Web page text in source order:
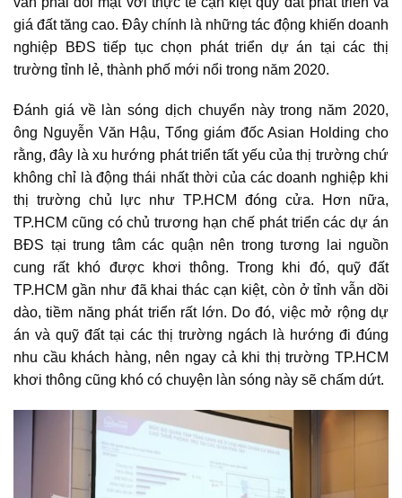
giá đất tăng cao. Đây chính là những tác động khiến doanh
nghiệp BĐS tiếp tục chọn phát triển dự án tại các thị
trường tỉnh lẻ, thành phố mới nổi trong năm 2020.
Đánh giá về làn sóng dịch chuyển này trong năm 2020,
ông Nguyễn Văn Hậu, Tổng giám đốc Asian Holding cho
rằng, đây là xu hướng phát triển tất yếu của thị trường chứ
không chỉ là động thái nhất thời của các doanh nghiệp khi
thị trường chủ lực như TP.HCM đóng cửa. Hơn nữa,
TP.HCM cũng có chủ trương hạn chế phát triển các dự án
BĐS tại trung tâm các quận nên trong tương lai nguồn
cung rất khó được khơi thông. Trong khi đó, quỹ đất
TP.HCM gần như đã khai thác cạn kiệt, còn ở tỉnh vẫn dồi
dào, tiềm năng phát triển rất lớn. Do đó, việc mở rộng dự
án và quỹ đất tại các thị trường ngách là hướng đi đúng
nhu cầu khách hàng, nên ngay cả khi thị trường TP.HCM
khơi thông cũng khó có chuyện làn sóng này sẽ chấm dứt.